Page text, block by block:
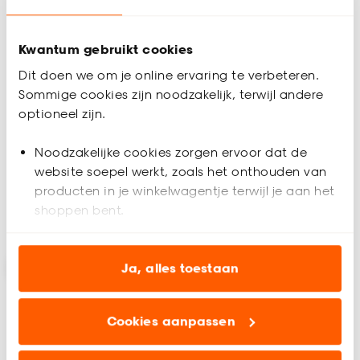
Kwantum gebruikt cookies
Dit doen we om je online ervaring te verbeteren.
Sommige cookies zijn noodzakelijk, terwijl andere
optioneel zijn.
Noodzakelijke cookies zorgen ervoor dat de
website soepel werkt, zoals het onthouden van
producten in je winkelwagentje terwijl je aan het
shoppen bent.
Analytische cookies (optioneel) helpen ons de
website te verbeteren voor jou en al onze andere
Marketing cookies (optioneel) laten jou
relevante informatie en aanbiedingen zien op
Ja, alles toestaan
Cookies aanpassen
Vinyl Trenton
19.
- / m²
Bezorgen 8 dagen
Vinyl Preston Grijs
Grenen GrijsGrene
20.
- / m²